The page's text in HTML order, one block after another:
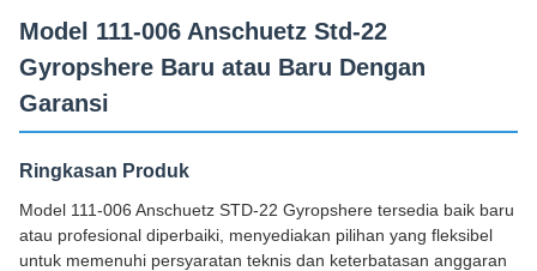
Model 111-006 Anschuetz Std-22
Gyropshere Baru atau Baru Dengan
Garansi
Ringkasan Produk
Model 111-006 Anschuetz STD-22 Gyropshere tersedia baik baru
atau profesional diperbaiki, menyediakan pilihan yang fleksibel
untuk memenuhi persyaratan teknis dan keterbatasan anggaran